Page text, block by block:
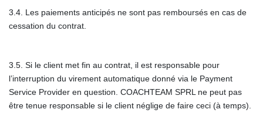
3.4. Les paiements anticipés ne sont pas remboursés en cas de
cessation du contrat.
3.5. Si le client met fin au contrat, il est responsable pour
l’interruption du virement automatique donné via le Payment
Service Provider en question. COACHTEAM SPRL ne peut pas
être tenue responsable si le client néglige de faire ceci (à temps).